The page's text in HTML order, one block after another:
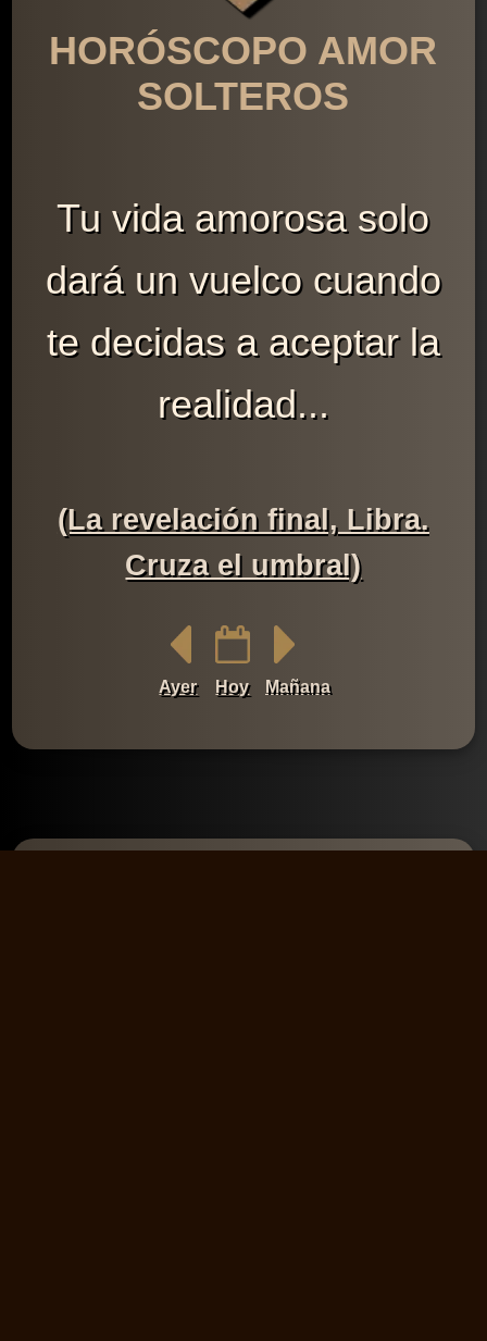
HORÓSCOPO AMOR
SOLTEROS
Tu vida amorosa solo
dará un vuelco cuando
te decidas a aceptar la
realidad...
(La revelación final, Libra.
Cruza el umbral)
Ayer Hoy Mañana